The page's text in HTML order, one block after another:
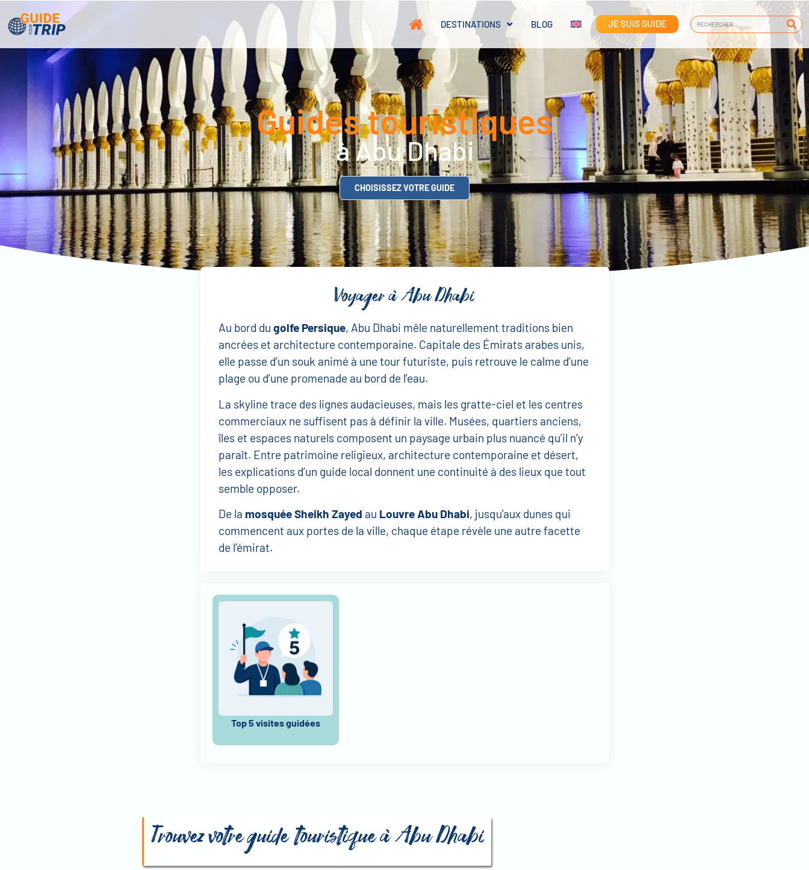
DESTINATIONS BLOG JE SUIS GUIDE
Guides touristiques
à Abu Dhabi
CHOISISSEZ VOTRE GUIDE
Voyager à Abu Dhabi
Au bord du golfe Persique, Abu Dhabi mêle naturellement traditions bien
ancrées et architecture contemporaine. Capitale des Émirats arabes unis,
elle passe d’un souk animé à une tour futuriste, puis retrouve le calme d’une
plage ou d’une promenade au bord de l’eau.
La skyline trace des lignes audacieuses, mais les gratte-ciel et les centres
commerciaux ne suffisent pas à définir la ville. Musées, quartiers anciens,
îles et espaces naturels composent un paysage urbain plus nuancé qu’il n’y
paraît. Entre patrimoine religieux, architecture contemporaine et désert,
les explications d’un guide local donnent une continuité à des lieux que tout
semble opposer.
De la mosquée Sheikh Zayed au Louvre Abu Dhabi, jusqu’aux dunes qui
commencent aux portes de la ville, chaque étape révèle une autre facette
de l’émirat.
Top 5 visites guidées
Trouvez votre guide touristique à Abu Dhabi